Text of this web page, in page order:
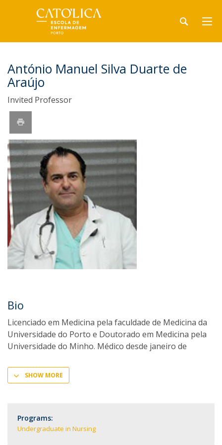
António Manuel Silva Duarte de
Araújo
Invited Professor
Bio
Licenciado em Medicina pela faculdade de Medicina da
Universidade do Porto e Doutorado em Medicina pela
Universidade do Minho. Médico desde janeiro de
SHOW MORE
Programs:
Undergraduate in Nursing